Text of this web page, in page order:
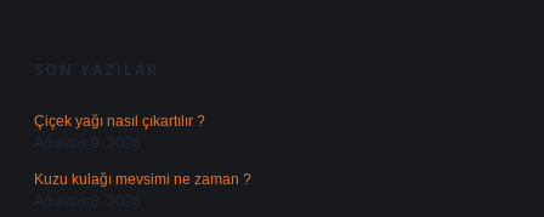
SON YAZILAR
Çiçek yağı nasıl çıkartılır ?
Ağustos 9, 2026
Kuzu kulağı mevsimi ne zaman ?
Ağustos 8, 2026